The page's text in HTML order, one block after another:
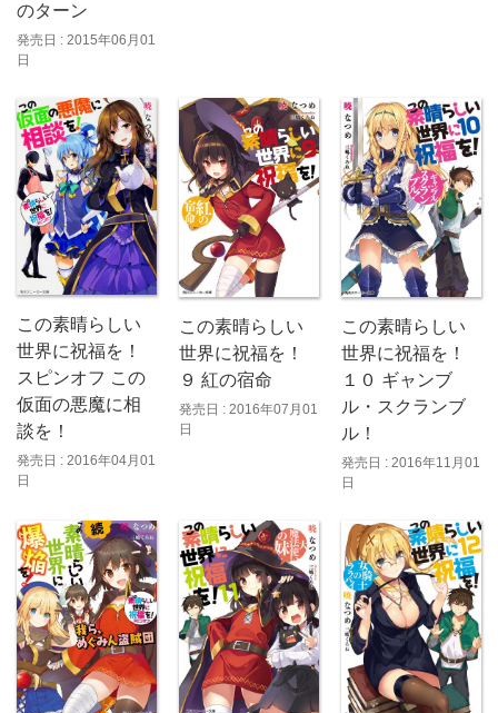
のターン
発売日 : 2015年06月01
日
この素晴らしい
世界に祝福を！
スピンオフ この
仮面の悪魔に相
談を！
発売日 : 2016年04月01
日
この素晴らしい
世界に祝福を！
９ 紅の宿命
発売日 : 2016年07月01
日
この素晴らしい
世界に祝福を！
１０ ギャンブ
ル・スクランブ
ル！
発売日 : 2016年11月01
日